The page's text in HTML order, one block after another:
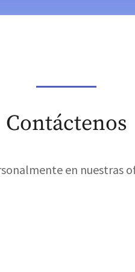
Contáctenos
en nuestras